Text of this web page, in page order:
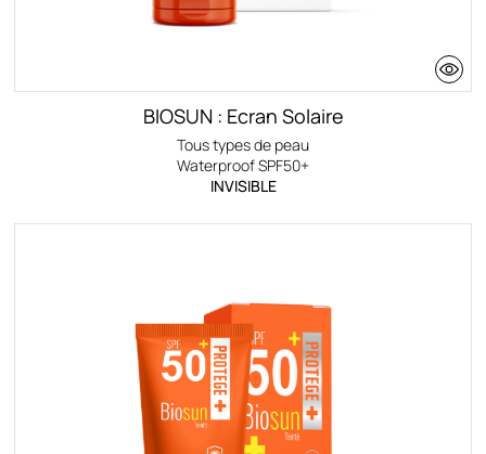
BIOSUN : Ecran Solaire
Tous types de peau
Waterproof SPF50+
INVISIBLE